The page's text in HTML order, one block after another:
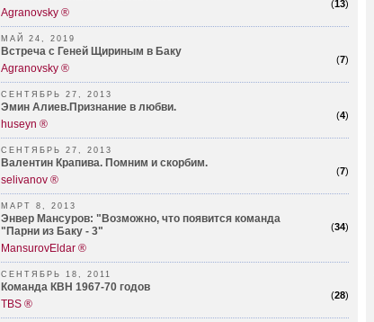
(13)
Agranovsky ®
МАЙ 24, 2019
(7)
Встреча с Геней Щириным в Баку
Agranovsky ®
СЕНТЯБРЬ 27, 2013
(4)
Эмин Алиев.Признание в любви.
huseyn ®
СЕНТЯБРЬ 27, 2013
(7)
Валентин Крапива. Помним и скорбим.
selivanov ®
МАРТ 8, 2013
(34)
Энвер Мансуров: "Возможно, что появится команда
"Парни из Баку - 3"
MansurovEldar ®
СЕНТЯБРЬ 18, 2011
(28)
Команда КВН 1967-70 годов
TBS ®